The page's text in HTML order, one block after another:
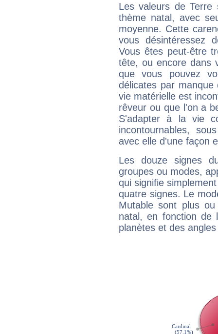
Les valeurs de Terre
thème natal, avec
moyenne. Cette
vous désintéressez
Vous êtes peut-être
tête, ou encore dans
que vous pouvez
délicates par
vie matérielle est
rêveur ou que l'on a
S'adapter à la vie
incontournables,
avec elle d'une façon
Les douze signes
groupes ou modes,
qui signifie
quatre signes. Le
Mutable sont plus
natal, en fonction de
planètes et des